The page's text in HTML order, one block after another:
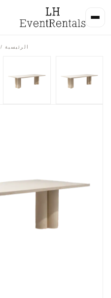
الرئيسية/